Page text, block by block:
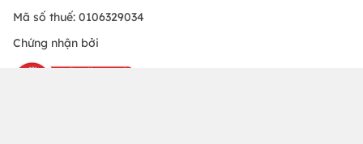
Mã số thuế: 0106329034
Chứng nhận bởi